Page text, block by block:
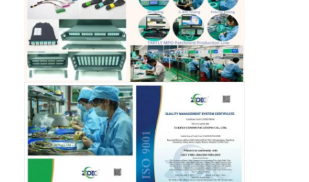
Producten
Ongeveer ons
Fabrieksreis
Kwaliteitscontrole
Contacteer ons
Nieuws